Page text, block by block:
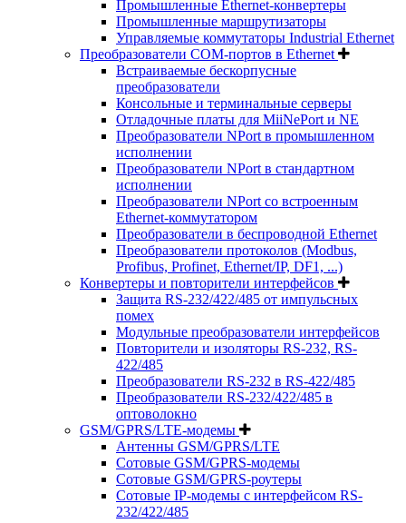
Промышленные Ethernet-конвертеры
Промышленные маршрутизаторы
Управляемые коммутаторы Industrial Ethernet
Преобразователи COM-портов в Ethernet
Встраиваемые бескорпусные
преобразователи
Консольные и терминальные серверы
Отладочные платы для MiiNePort и NE
Преобразователи NPort в промышленном
исполнении
Преобразователи NPort в стандартном
исполнении
Преобразователи NPort со встроенным
Ethernet-коммутатором
Преобразователи в беспроводной Ethernet
Преобразователи протоколов (Modbus,
Profibus, Profinet, Ethernet/IP, DF1, ...)
Конвертеры и повторители интерфейсов
Защита RS-232/422/485 от импульсных
помех
Модульные преобразователи интерфейсов
Повторители и изоляторы RS-232, RS-
422/485
Преобразователи RS-232 в RS-422/485
Преобразователи RS-232/422/485 в
оптоволокно
GSM/GPRS/LTE-модемы
Антенны GSM/GPRS/LTE
Сотовые GSM/GPRS-модемы
Сотовые GSM/GPRS-роутеры
Сотовые IP-модемы с интерфейсом RS-
232/422/485